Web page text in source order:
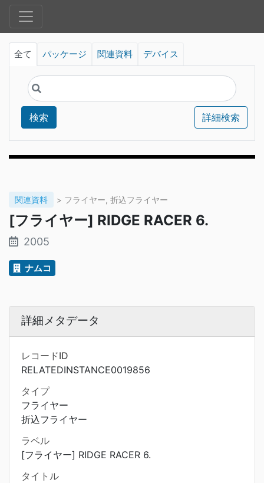
全て パッケージ 関連資料 デバイス
検索 詳細検索
関連資料 > フライヤー, 折込フライヤー
[フライヤー] RIDGE RACER 6.
2005
ナムコ
詳細メタデータ
レコードID
RELATEDINSTANCE0019856
タイプ
フライヤー
折込フライヤー
ラベル
[フライヤー] RIDGE RACER 6.
タイトル